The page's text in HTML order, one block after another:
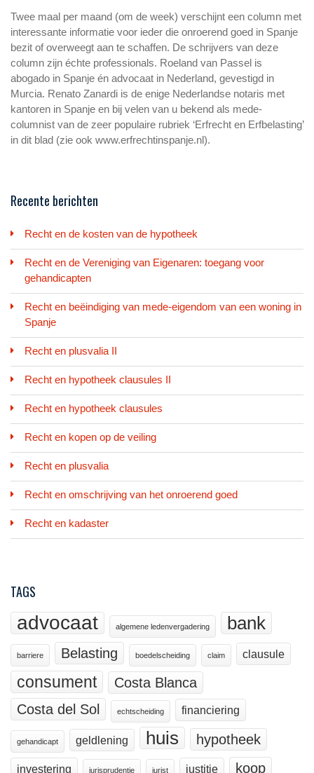
Twee maal per maand (om de week) verschijnt een column met
interessante informatie voor ieder die onroerend goed in Spanje
bezit of overweegt aan te schaffen. De schrijvers van deze
column zijn échte professionals. Roeland van Passel is
abogado in Spanje én advocaat in Nederland, gevestigd in
Murcia. Renato Zanardi is de enige Nederlandse notaris met
kantoren in Spanje en bij velen van u bekend als mede-
columnist van de zeer populaire rubriek ‘Erfrecht en Erfbelasting’
in dit blad (zie ook www.erfrechtinspanje.nl).
Recente berichten
Recht en de kosten van de hypotheek
Recht en de Vereniging van Eigenaren: toegang voor
gehandicapten
Recht en beëindiging van mede-eigendom van een woning in
Spanje
Recht en plusvalia II
Recht en hypotheek clausules II
Recht en hypotheek clausules
Recht en kopen op de veiling
Recht en plusvalia
Recht en omschrijving van het onroerend goed
Recht en kadaster
TAGS
advocaat algemene ledenvergadering bank
barriere Belasting boedelscheiding claim clausule
consument
Costa Blanca
Costa del Sol
echtscheiding financiering
gehandicapt geldlening huis hypotheek
investering jurisprudentie jurist justitie
koop